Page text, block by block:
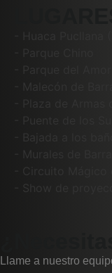
- Murales de
- Show de
Llame a nuestro